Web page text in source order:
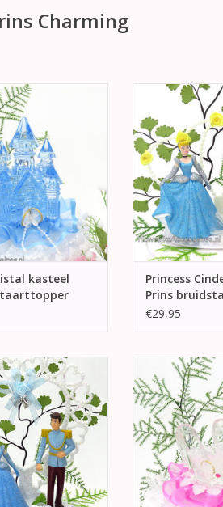
Charming
sprookjesachtige
met een hemel
kasteel. Versierd
hemel blauw lint
ringen.
AAN WINKELWAGEN
kasteel
Disney taart
Cinderella &
versierd met
TOEVOEGEN
Princess
Prins
€29,95
en Prins
bruidstaart topper.
een licht blauw
en belletjes.
AAN WINKELWAGEN
Hele mooie
bruidstaart
slippers. Versierd
fuchsia lint en 2
TOEVOEGEN AAN